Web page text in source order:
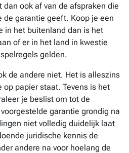
ook af van de afspraken die
de garantie geeft. Koop je een
in het buitenland dan is het
of er in het land in kwestie
gelden.
de andere niet. Het is alleszins
papier staat. Tevens is het
je beslist om tot de
garantie grondig na
niet volledig duidelijk laat
juridische kennis de
andere na voor hoelang de